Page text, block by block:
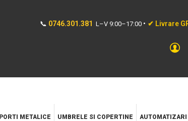
📞 0746.301.381 L–V 9:00–17:00 • ✔ Livrare
PORTI METALICE UMBRELE SI COPERTINE AUTOMATIZARI